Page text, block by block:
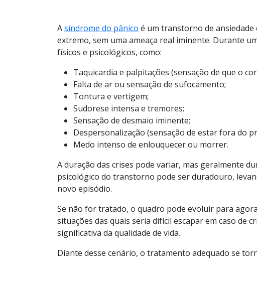
Asíndrome do pânico é um transtorno de
extremo, sem uma ameaça real iminente. Durante
físicos e psicológicos, como:
Taquicardia e palpitações (sensação de que o
Falta de ar ou sensação de sufocamento;
Tontura e vertigem;
Sudorese intensa e tremores;
Sensação de desmaio iminente;
Despersonalização (sensação de estar fora do
Medo intenso de enlouquecer ou morrer.
A duração das crises pode variar, mas geralmente
psicológico do transtorno pode ser duradouro,
novo episódio.
Se não for tratado, o quadro pode evoluir para
situações das quais seria difícil escapar em caso de
significativa da qualidade de vida.
Diante desse cenário, o tratamento adequado se